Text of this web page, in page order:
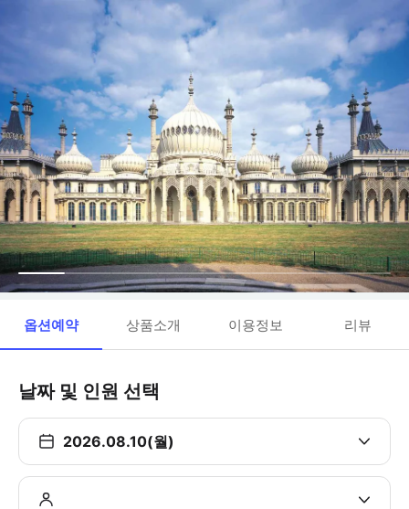
옵션예약 상품소개 이용정보 리뷰
날짜 및 인원 선택
2026.08.10(월)